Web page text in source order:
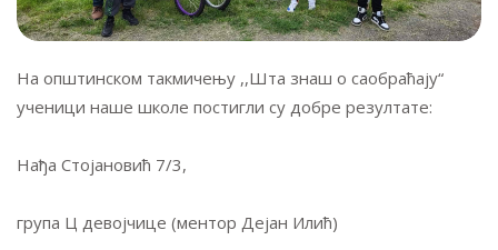
На општинском такмичењу ,,Шта знаш о саобраћају“
ученици наше школе постигли су добре резултате:
Нађа Стојановић 7/3,
група Ц девојчице (ментор Дејан Илић)